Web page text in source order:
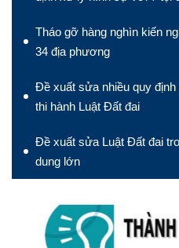
Tháo gỡ hàng nghìn kiến
34 địa phương
Đề xuất sửa nhiều quy
thi hành Luật Đất đai
Đề xuất sửa Luật Đất đai
dung lớn